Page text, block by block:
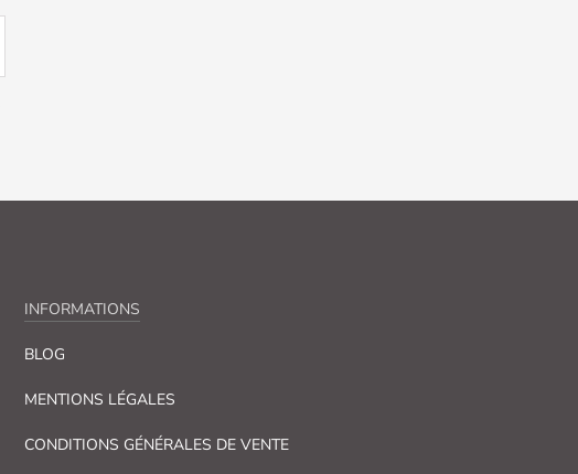
INFORMATIONS
BLOG
MENTIONS LÉGALES
CONDITIONS GÉNÉRALES DE VENTE